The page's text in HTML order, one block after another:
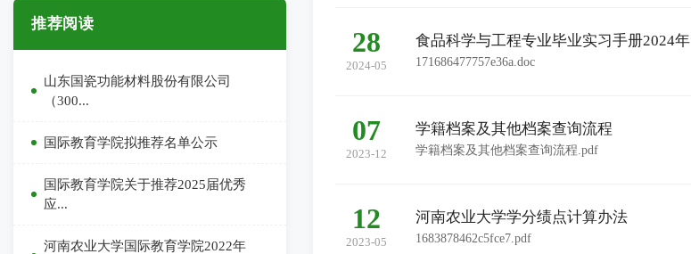
推荐阅读
山东国瓷功能材料股份有限公司
（300...
国际教育学院拟推荐名单公示
国际教育学院关于推荐2025届优秀
应...
河南农业大学国际教育学院2022年
28
2024-05
食品科学与工程专业毕业实习手册2024年
171686477757e36a.doc
07
2023-12
学籍档案及其他档案查询流程
学籍档案及其他档案查询流程.pdf
12
2023-05
河南农业大学学分绩点计算办法
1683878462c5fce7.pdf